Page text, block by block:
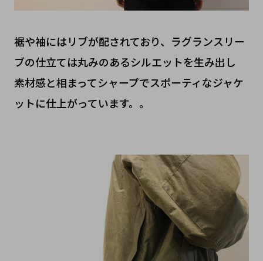
裾や袖にはリブが配されており、ラグランスリー
ブの仕立ては丸みのあるシルエットを生み出し
素材感と相まってシャープでスポーティなジャケ
ットに仕上がっています。。